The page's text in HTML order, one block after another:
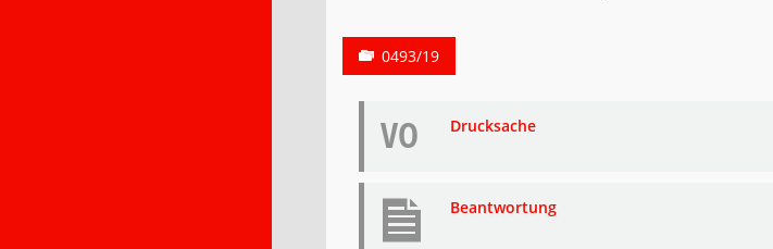
0493/19
VO Drucksache
Beantwortung